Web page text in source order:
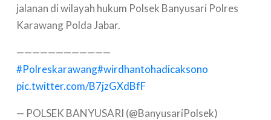
jalanan di wilayah hukum Polsek Banyusari Polres
Karawang Polda Jabar.
————————————
#Polreskarawang#wirdhantohadicaksono
pic.twitter.com/B7jzGXdBfF
— POLSEK BANYUSARI (@BanyusariPolsek)